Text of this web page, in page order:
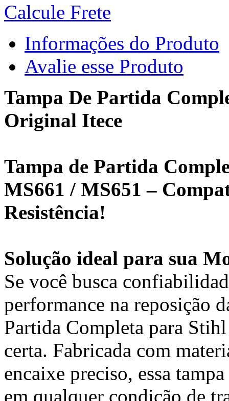
Calcule Frete
Informações do Produto
Avalie esse Produto
Tampa De Partida
Original Itece
Tampa de Partida
MS661 / MS651 –
Resistência!
Solução ideal para sua
Se você busca
performance na reposição
Partida Completa para
certa. Fabricada com
encaixe preciso, essa
em qualquer condição de